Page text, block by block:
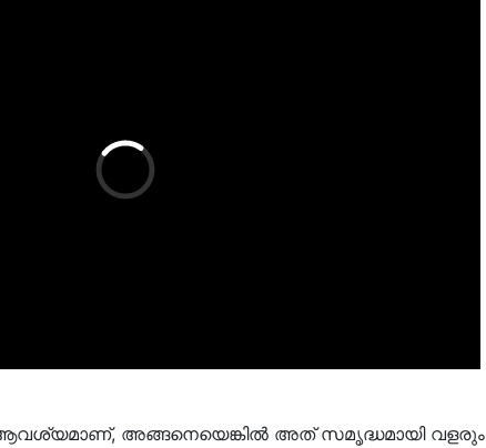
അങ്ങനെയെങ്കിൽ അത് സമൃദ്ധമായി വളരും